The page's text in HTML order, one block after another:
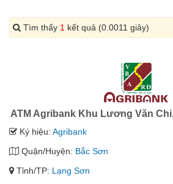
Tìm thấy 1 kết quả (0.0011 giây)
ATM Agribank Khu Lương Văn
Ký hiệu: Agribank
Quận/Huyện: Bắc Sơn
Tỉnh/TP: Lạng Sơn